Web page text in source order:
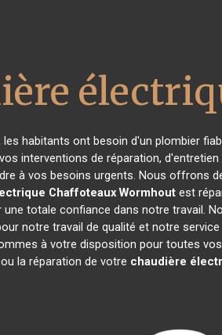
les habitants ont besoin d'un plombier
interventions de réparation,
à vos besoins urgents. Nous offrons
Chaffoteaux Wormhout est
totale confiance dans notre travail.
notre travail de qualité et notre
à votre disposition pour toutes
la réparation de votre chaudière